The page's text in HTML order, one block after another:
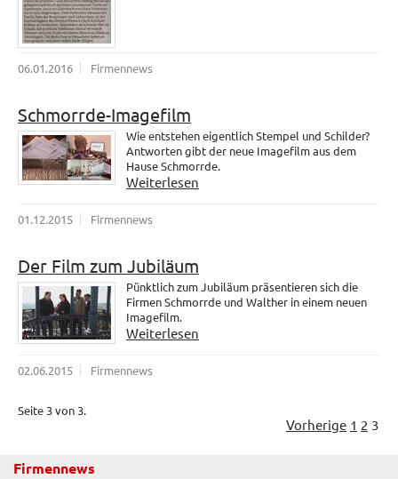
06.01.2016 Firmennews
Schmorrde-Imagefilm
Wie entstehen eigentlich Stempel und Schilder?
Antworten gibt der neue Imagefilm aus dem
Hause Schmorrde.
Weiterlesen
01.12.2015 Firmennews
Der Film zum Jubiläum
Pünktlich zum Jubiläum präsentieren sich die
Firmen Schmorrde und Walther in einem neuen
Imagefilm.
Weiterlesen
02.06.2015 Firmennews
Seite 3 von 3.
Vorherige 1 2 3
Firmennews